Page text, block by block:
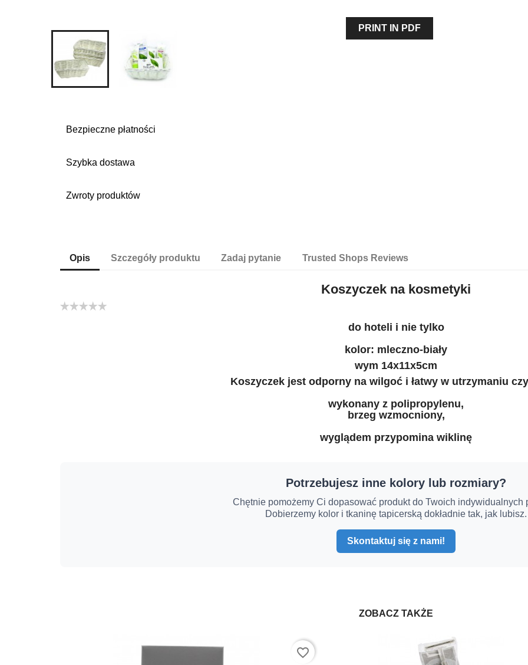
PRINT IN PDF
Bezpieczne płatności
Szybka dostawa
Zwroty produktów
Opis Szczegóły produktu Zadaj pytanie Trusted Shops Reviews
Koszyczek na kosmetyki
do hoteli i nie tylko
kolor: mleczno-biały
wym 14x11x5cm
Koszyczek jest odporny na wilgoć i łatwy w utrzymaniu
wykonany z polipropylenu,
brzeg wzmocniony,
wyglądem przypomina wiklinę
Potrzebujesz inne kolory lub rozmiary?
Chętnie pomożemy Ci dopasować produkt do Twoich indywidualnych
Dobierzemy kolor i tkaninę tapicerską dokładnie tak, jak lubisz.
Skontaktuj się z nami!
ZOBACZ TAKŻE
favorite_border